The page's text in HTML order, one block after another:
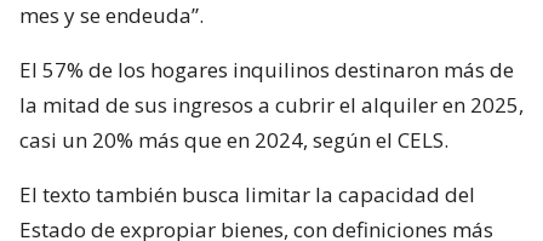
mes y se endeuda”.
El 57% de los hogares inquilinos destinaron más de
la mitad de sus ingresos a cubrir el alquiler en 2025,
casi un 20% más que en 2024, según el CELS.
El texto también busca limitar la capacidad del
Estado de expropiar bienes, con definiciones más